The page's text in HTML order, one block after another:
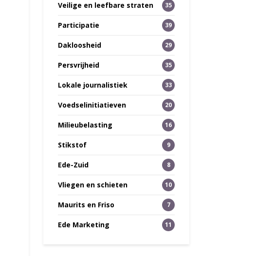
Veilige en leefbare straten 35
Participatie 39
Dakloosheid 29
Persvrijheid 35
Lokale journalistiek 33
Voedselinitiatieven 20
Milieubelasting 16
Stikstof 9
Ede-Zuid 8
Vliegen en schieten 10
Maurits en Friso 7
Ede Marketing 11